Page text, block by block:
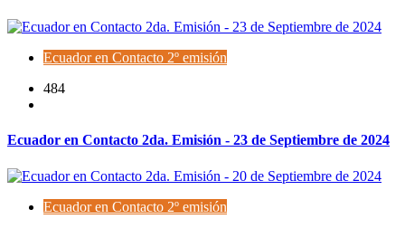
Ecuador en Contacto 2º emisión
484
Ecuador en Contacto 2da. Emisión - 23 de Septiembre de 2024
Ecuador en Contacto 2º emisión